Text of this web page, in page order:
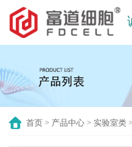
首页 > 产品中心 >实验室类